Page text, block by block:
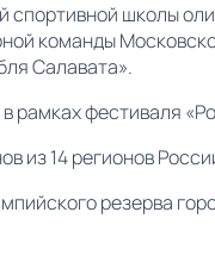
школы
команды
Салавата».
рамках фестиваля
из 14 регионов
резерва